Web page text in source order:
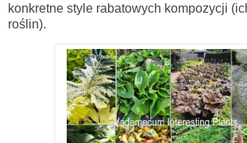
konkretne style rabatowych kompozycji
roślin).